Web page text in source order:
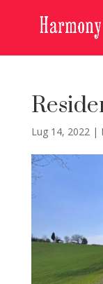
Lug 14, 2022|